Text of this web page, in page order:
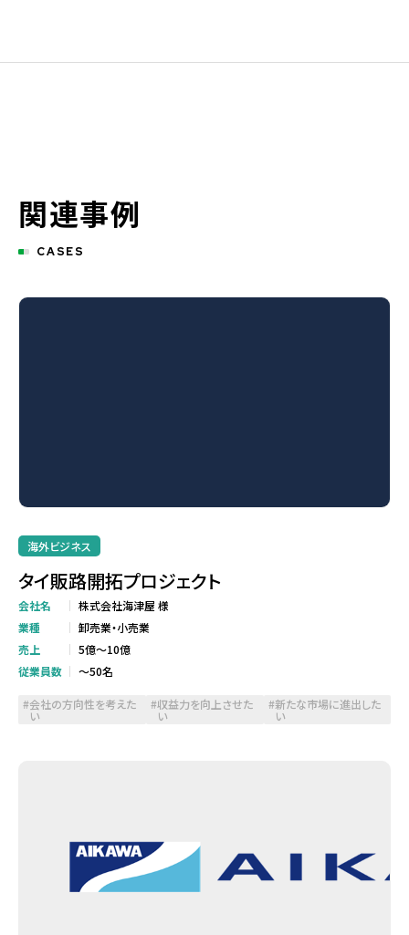
関連事例
CASES
海外ビジネス
タイ販路開拓プロジェクト
会社名
株式会社海津屋 様
業種
卸売業・小売業
売上
5億～10億
従業員数
～50名
会社の方向性を考えた
い
収益力を向上させた
い
新たな市場に進出した
い